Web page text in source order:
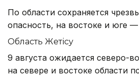
По области сохраняется
опасность, на востоке и юге
Область Жетісу
9 августа ожидается северо-
на севере и востоке области